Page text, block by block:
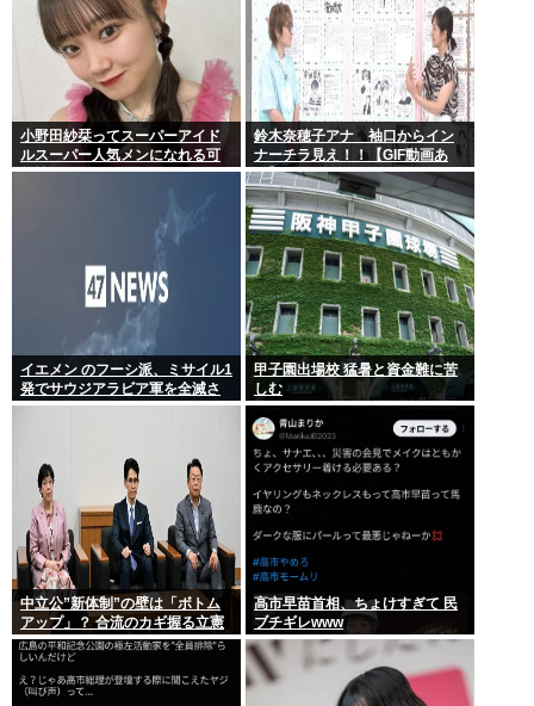
小野田紗栞ってスーパーアイド
ルスーパー人気メンになれる可
能性あったよな？
鈴木奈穂子アナ 袖口からイン
ナーチラ見え！！【GIF動画あ
り】
イエメン のフーシ派、ミサイル1
発でサウジアラビア軍を全滅さ
せてしまうww
甲子園出場校 猛暑と資金難に苦
しむ
中立公”新体制”の壁は「ボトム
アップ」？ 合流のカギ握る立憲
高市早苗首相、ちょけすぎて 民
ブチギレwww